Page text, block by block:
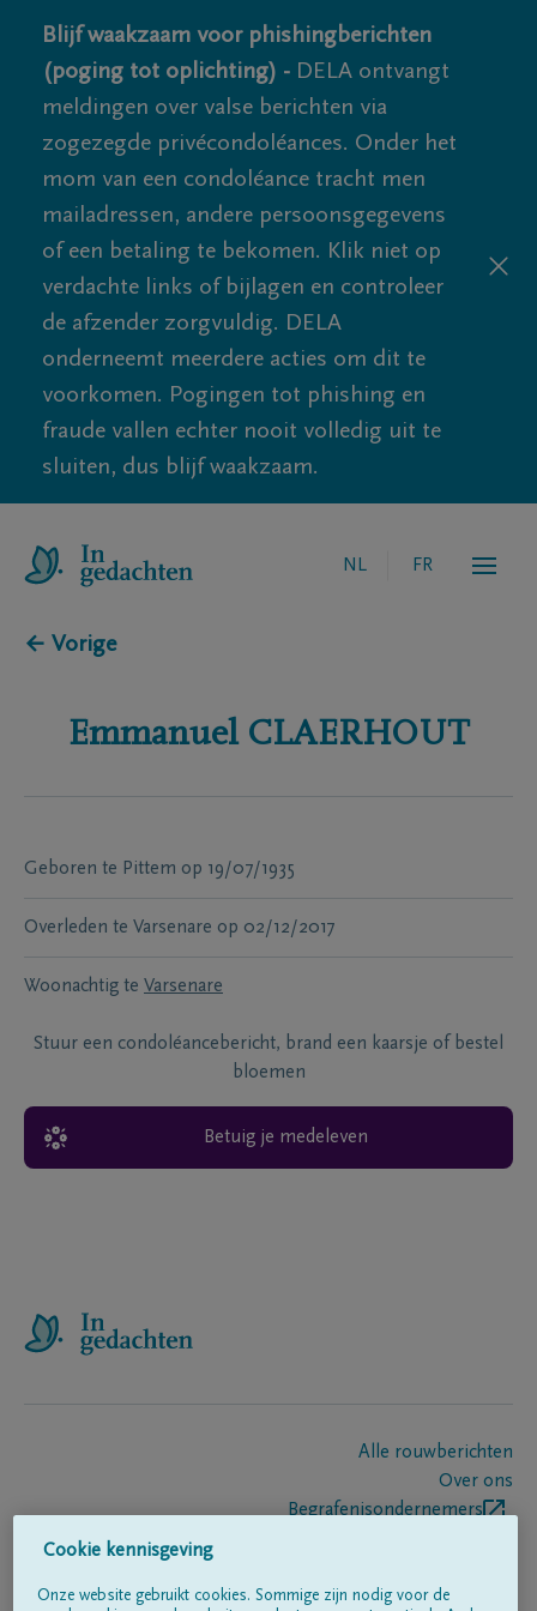
Blijf waakzaam voor phishingberichten
(poging tot oplichting) - DELA ontvangt
meldingen over valse berichten via
zogezegde privécondoléances. Onder het
mom van een condoléance tracht men
mailadressen, andere persoonsgegevens
of een betaling te bekomen. Klik niet op
verdachte links of bijlagen en controleer
de afzender zorgvuldig. DELA
onderneemt meerdere acties om dit te
voorkomen. Pogingen tot phishing en
fraude vallen echter nooit volledig uit te
sluiten, dus blijf waakzaam.
NL FR
← Vorige
Emmanuel CLAERHOUT
Geboren te Pittem op 19/07/1935
Overleden te Varsenare op 02/12/2017
Woonachtig te Varsenare
Stuur een condoléancebericht, brand een kaarsje of bestel
bloemen
Betuig je medeleven
Alle rouwberichten
Over ons
Begrafenisondernemers
Cookie kennisgeving
Onze website gebruikt cookies. Sommige zijn nodig voor de